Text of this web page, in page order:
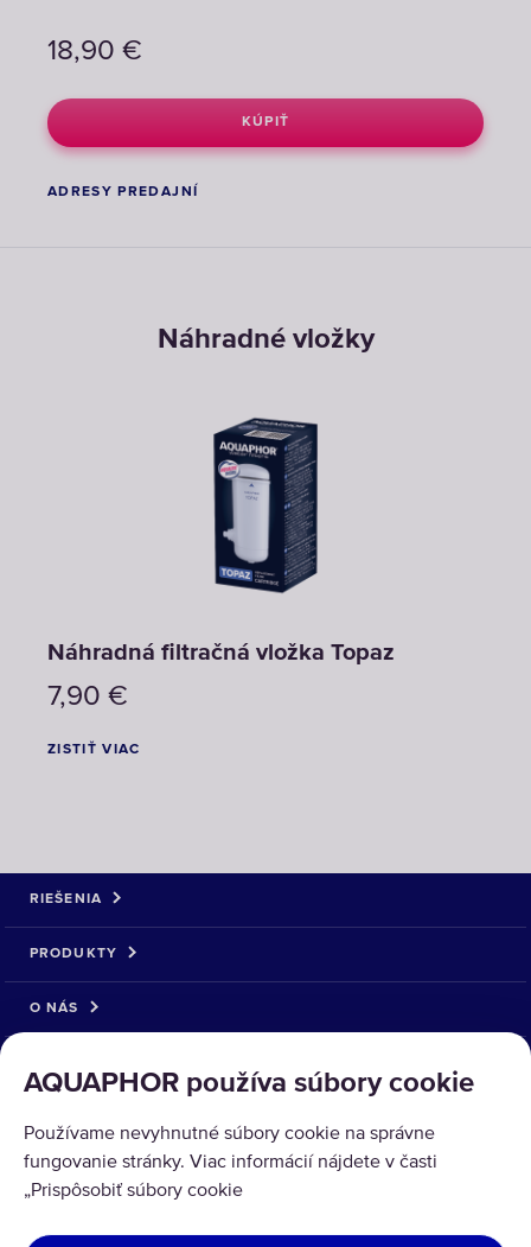
18,90 €
KÚPIŤ
ADRESY PREDAJNÍ
Náhradné vložky
Náhradná filtračná vložka Topaz
7,90 €
ZISTIŤ VIAC
AQUAPHOR používa súbory cookie
Používame nevyhnutné súbory cookie na správne
fungovanie stránky. Viac informácií nájdete v časti
„Prispôsobiť súbory cookie
RIEŠENIA
PRODUKTY
O NÁS
Všetky práva vyhradené.
SLOVENSKÁ REPUBLIKA